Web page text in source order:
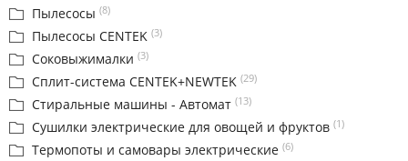
Пылесосы (8)
Пылесосы CENTEK (3)
Соковыжималки (3)
Сплит-система CENTEK+NEWTEK (29)
Стиральные машины - Автомат (13)
Сушилки электрические для овощей и фруктов (1)
Термопоты и самовары электрические (6)